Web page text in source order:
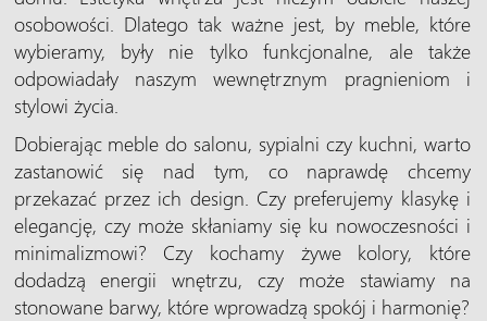
osobowości. Dlatego tak ważne jest, by meble, które
wybieramy, były nie tylko funkcjonalne, ale także
odpowiadały naszym wewnętrznym pragnieniom i
stylowi życia.
Dobierając meble do salonu, sypialni czy kuchni, warto
zastanowić się nad tym, co naprawdę chcemy
przekazać przez ich design. Czy preferujemy klasykę i
elegancję, czy może skłaniamy się ku nowoczesności i
minimalizmowi? Czy kochamy żywe kolory, które
dodadzą energii wnętrzu, czy może stawiamy na
stonowane barwy, które wprowadzą spokój i harmonię?